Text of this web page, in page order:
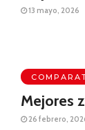
13 mayo, 2026
Mejores
26 febrero,